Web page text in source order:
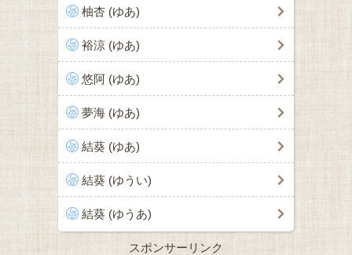
柚杏 (ゆあ)
裕涼 (ゆあ)
悠阿 (ゆあ)
夢海 (ゆあ)
結葵 (ゆあ)
結葵 (ゆうい)
結葵 (ゆうあ)
スポンサーリンク